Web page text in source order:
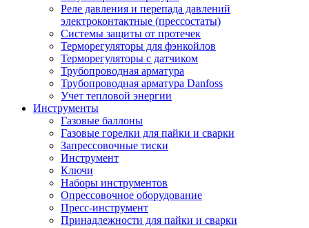
Реле давления и перепада давлений
электроконтактные (прессостаты)
Системы защиты от протечек
Терморегуляторы для фэнкойлов
Терморегуляторы с датчиком
Трубопроводная арматура
Трубопроводная арматура Danfoss
Учет тепловой энергии
Инструменты
Газовые баллоны
Газовые горелки для пайки и сварки
Запрессовочные тиски
Инструмент
Ключи
Наборы инструментов
Опрессовочное оборудование
Пресс-инструмент
Принадлежности для пайки и сварки